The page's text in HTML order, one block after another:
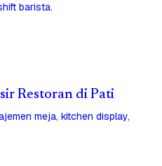
barista.
Restoran di Pati
meja, kitchen display,